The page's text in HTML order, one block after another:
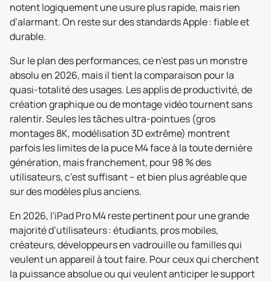
notent logiquement une usure plus rapide, mais rien
d’alarmant. On reste sur des standards Apple : fiable et
durable.
Sur le plan des performances, ce n’est pas un monstre
absolu en 2026, mais il tient la comparaison pour la
quasi-totalité des usages. Les applis de productivité, de
création graphique ou de montage vidéo tournent sans
ralentir. Seules les tâches ultra-pointues (gros
montages 8K, modélisation 3D extrême) montrent
parfois les limites de la puce M4 face à la toute dernière
génération, mais franchement, pour 98 % des
utilisateurs, c’est suffisant – et bien plus agréable que
sur des modèles plus anciens.
En 2026, l'iPad Pro M4 reste pertinent pour une grande
majorité d’utilisateurs : étudiants, pros mobiles,
créateurs, développeurs en vadrouille ou familles qui
veulent un appareil à tout faire. Pour ceux qui cherchent
la puissance absolue ou qui veulent anticiper le support